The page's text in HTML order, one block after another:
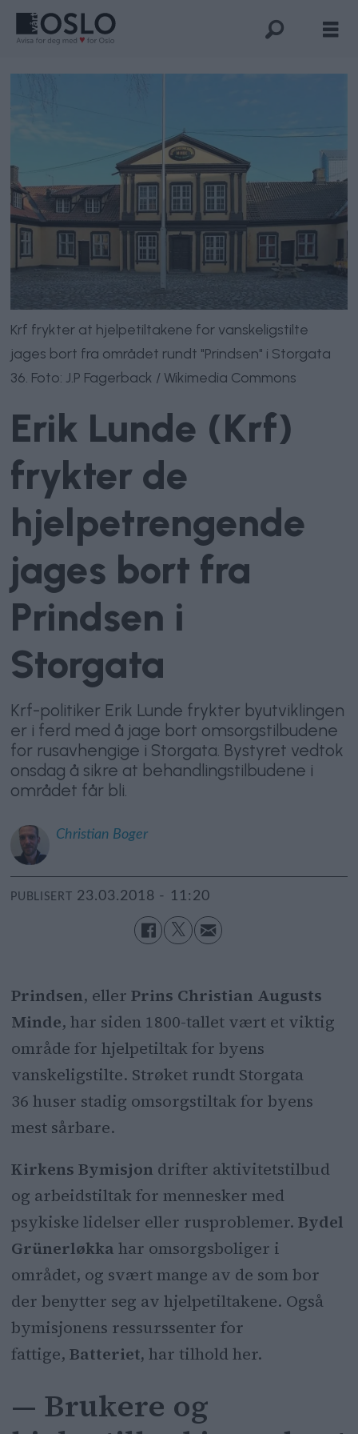
Krf frykter at hjelpetiltakene for vanskeligstilte
jages bort fra området rundt "Prindsen" i Storgata
36. Foto: J.P Fagerback / Wikimedia Commons
Erik Lunde (Krf)
frykter de
hjelpetrengende
jages bort fra
Prindsen i
Storgata
Krf-politiker Erik Lunde frykter byutviklingen
er i ferd med å jage bort omsorgstilbudene
for rusavhengige i Storgata. Bystyret vedtok
onsdag å sikre at behandlingstilbudene i
området får bli.
Christian Boger
PUBLISERT 23.03.2018 - 11:20
Prindsen, eller Prins Christian Augusts
Minde, har siden 1800-tallet vært et viktig
område for hjelpetiltak for byens
vanskeligstilte. Strøket rundt Storgata
36 huser stadig omsorgstiltak for byens
mest sårbare.
Kirkens Bymisjon drifter aktivitetstilbud
og arbeidstiltak for mennesker med
psykiske lidelser eller rusproblemer. Bydel
Grünerløkka har omsorgsboliger i
området, og svært mange av de som bor
der benytter seg av hjelpetiltakene. Også
bymisjonens ressurssenter for
fattige, Batteriet, har tilhold her.
— Brukere og